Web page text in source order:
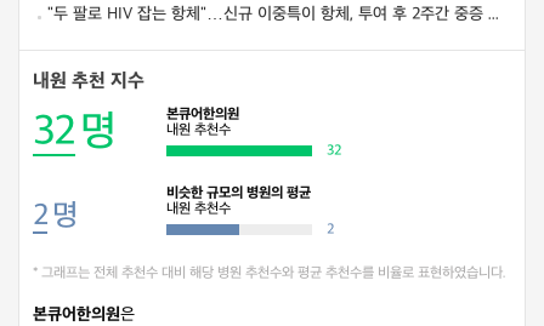
"두 팔로 HIV 잡는 항체"…신규 이중특이 항체, 투여 후 2주간 중증 부작용 보고 없어
내원 추천 지수
32명
본큐어한의원
내원 추천수
32
2명
비슷한 규모의 병원의 평균
내원 추천수
2
* 그래프는 전체 추천수 대비 해당 병원 추천수와 평균 추천수를 비율로 표현하였습니다.
본큐어한의원은